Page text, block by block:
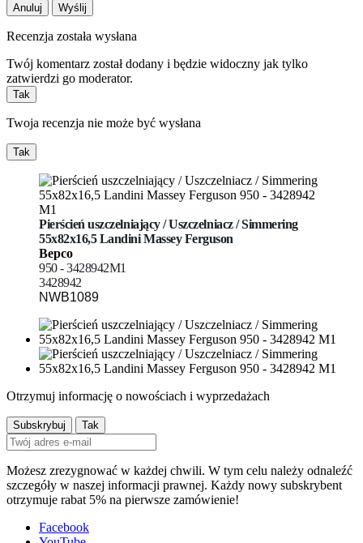
Anuluj Wyślij
Recenzja została wysłana
Twój komentarz został dodany i będzie widoczny jak tylko
zatwierdzi go moderator.
Tak
Twoja recenzja nie może być wysłana
Tak
Pierścień uszczelniający / Uszczelniacz / Simmering
55x82x16,5 Landini Massey Ferguson
Bepco
950 - 3428942M1
3428942
NWB1089
Otrzymuj informację o nowościach i wyprzedażach
Możesz zrezygnować w każdej chwili. W tym celu należy odnaleźć
szczegóły w naszej informacji prawnej. Każdy nowy subskrybent
otrzymuje rabat 5% na pierwsze zamówienie!
Facebook